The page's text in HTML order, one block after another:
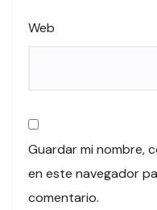
Web
Guardar mi nombre,
en este navegador
comentario.